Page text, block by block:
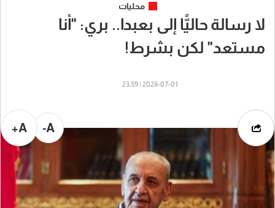
محليات
لا رسالة حاليًّا إلى بعبدا.. بري: "أنا
مستعد" لكن بشرط!
2026-07-01 | 23:59
A-
A+